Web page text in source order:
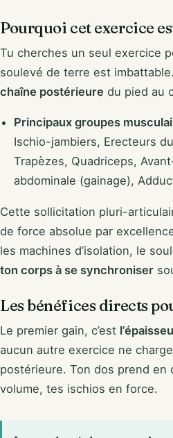
Pourquoi cet exercice
Tu cherches un seul exercice
soulevé de terre est
chaîne postérieure du pied au
Principaux groupes
Ischio-jambiers, Erecteurs
Trapèzes, Quadriceps,
abdominale (gainage),
Cette sollicitation pluri-
de force absolue par
les machines d’isolation, le
ton corps à se synchroniser
Les bénéfices directs
Le premier gain, c’est
aucun autre exercice ne
postérieure. Ton dos prend
volume, tes ischios en force.